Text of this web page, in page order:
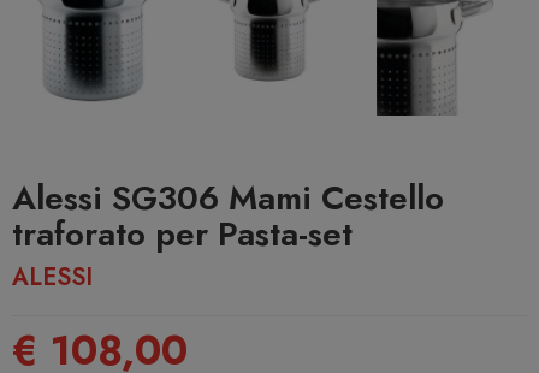
Alessi SG306 Mami Cestello
traforato per Pasta-set
ALESSI
€ 108,00